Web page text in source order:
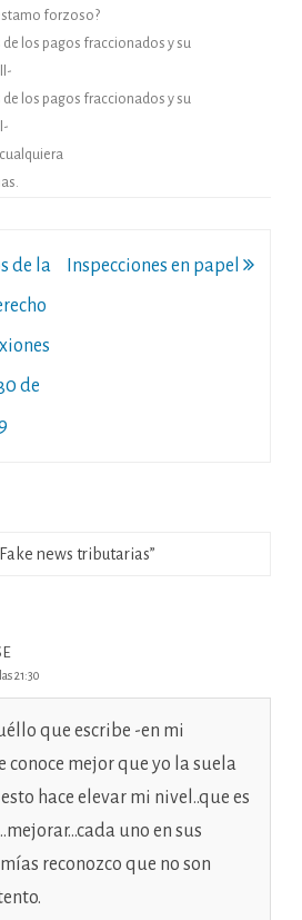
forzoso?
los pagos fraccionados y su
los pagos fraccionados y su
de la
de
Inspecciones en papel
Fake news tributarias”
21:30
que escribe -en mi
mejor que yo la suela
hace elevar mi nivel..que es
uno en sus
reconozco que no son